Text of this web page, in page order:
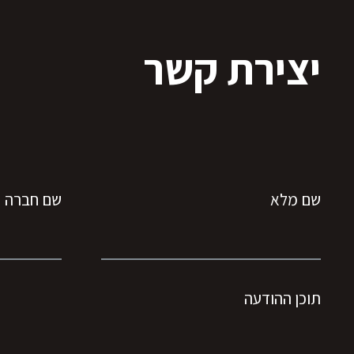
יצירת קשר
שם מלא שם חברה
תוכן ההודעה